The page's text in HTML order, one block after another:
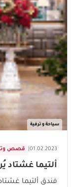
سياحة و ترفية
قصص 01.02.2023
ألتيما غشتاد
فندق ألتيما